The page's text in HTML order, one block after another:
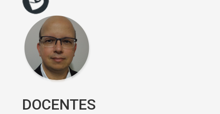
DOCENTES